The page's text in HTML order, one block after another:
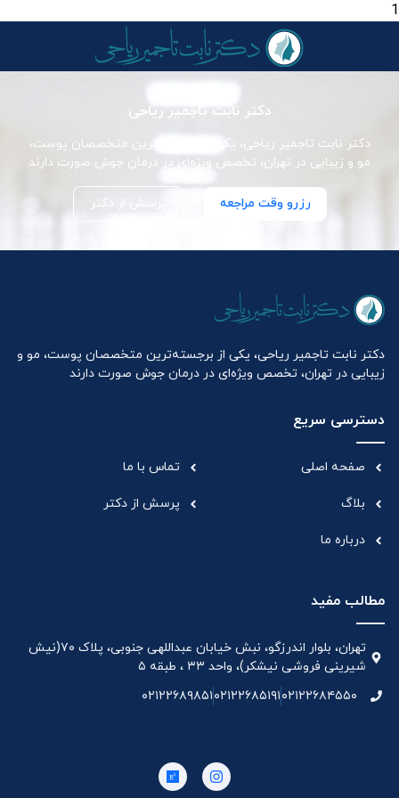
1
دکتر نابت تاجمیر ریاحی
دکتر نابت تاجمیر ریاحی، یکی از برجسته‌ترین متخصصان پوست،
مو و زیبایی در تهران، تخصص ویژه‌ای در درمان جوش صورت دارند
رزرو وقت مراجعه پرسش از دکتر
دکتر نابت تاجمیر ریاحی، یکی از برجسته‌ترین متخصصان پوست، مو و
زیبایی در تهران، تخصص ویژه‌ای در درمان جوش صورت دارند
دسترسی سریع
صفحه اصلی
بلاگ
درباره ما
تماس با ما
پرسش از دکتر
مطالب مفید
تهران، بلوار اندرزگو، نبش خیابان عبداللهی جنوبی، پلاک ۷۰(نیش
شیرینی فروشی نیشکر)، واحد ۳۳ ، طبقه ۵
۰۲۱۲۲۶۸۴۵۵۰۰۲۱۲۲۶۸۵۱۹۱۰۲۱۲۲۶۸۹۸۵۱